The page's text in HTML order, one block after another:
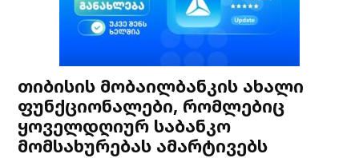
თიბისის მობაილბანკის ახალი
ფუნქციონალები, რომლებიც
ყოველდღიურ საბანკო
მომსახურებას ამარტივებს